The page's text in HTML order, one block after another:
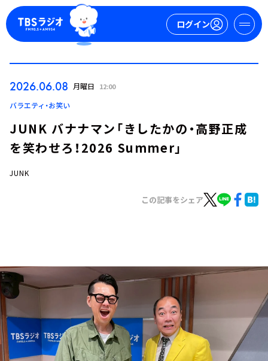
ログイン
ログイン
お知らせ
イベント・グッズ
会社情報
2026.06.08 月曜日 12:00
バラエティ・お笑い
JUNK バナナマン「きしたかの・高野正成
を笑わせろ！2026 Summer」
JUNK
この記事をシェア